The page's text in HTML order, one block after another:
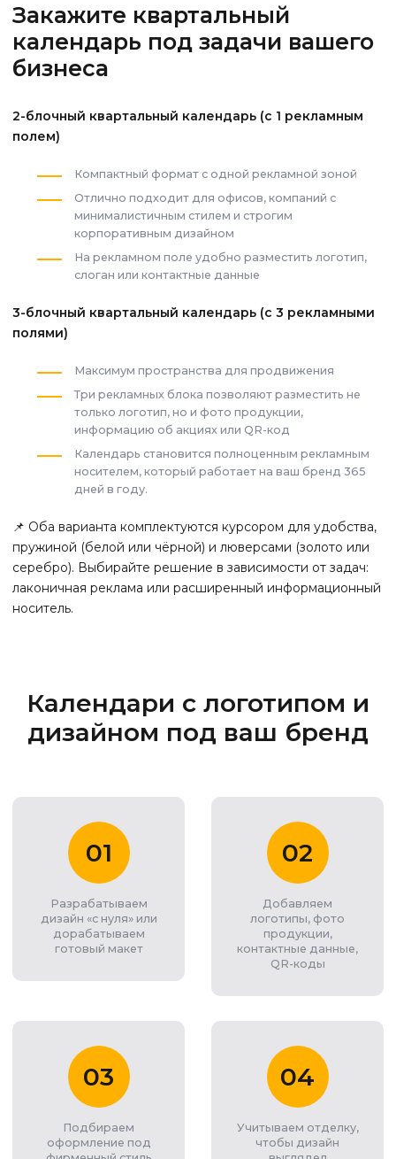
Закажите квартальный
календарь под задачи вашего
бизнеса
2-блочный квартальный календарь (с 1 рекламным
полем)
Компактный формат с одной рекламной зоной
Отлично подходит для офисов, компаний с
минималистичным стилем и строгим
корпоративным дизайном
На рекламном поле удобно разместить логотип,
слоган или контактные данные
3-блочный квартальный календарь (с 3 рекламными
полями)
Максимум пространства для продвижения
Три рекламных блока позволяют разместить не
только логотип, но и фото продукции,
информацию об акциях или QR-код
Календарь становится полноценным рекламным
носителем, который работает на ваш бренд 365
дней в году.
📌 Оба варианта комплектуются курсором для удобства,
пружиной (белой или чёрной) и люверсами (золото или
серебро). Выбирайте решение в зависимости от задач:
лаконичная реклама или расширенный информационный
носитель.
Календари с логотипом и
дизайном под ваш бренд
01
Разрабатываем
дизайн «с нуля» или
дорабатываем
готовый макет
02
Добавляем
логотипы, фото
продукции,
контактные данные,
QR-коды
03
Подбираем
оформление под
04
Учитываем отделку,
чтобы дизайн